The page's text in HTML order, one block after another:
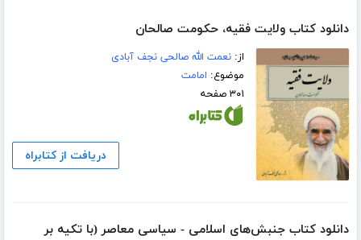
دانلود کتاب ولایت فقیه، حکومت صالحان
از:نعمت الله صالحی نجف آبادی
موضوع: امامت
۳۰۱ صفحه
دریافت از کتابراه
دانلود کتاب جنبش‌های اسلامی - سیاسی معاصر (با تکیه بر